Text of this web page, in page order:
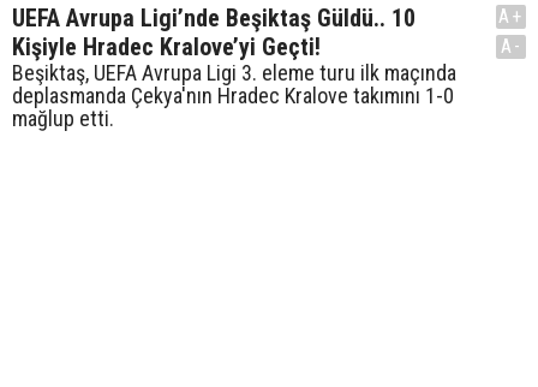
UEFA Avrupa Ligi’nde Beşiktaş Güldü.. 10
Kişiyle Hradec Kralove’yi Geçti!
Beşiktaş, UEFA Avrupa Ligi 3. eleme turu ilk maçında
deplasmanda Çekya'nın Hradec Kralove takımını 1-0
mağlup etti.
A+
A-